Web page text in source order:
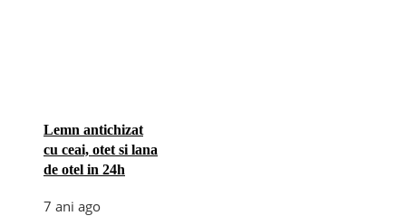
Lemn antichizat
cu ceai, otet si lana
de otel in 24h
7 ani ago